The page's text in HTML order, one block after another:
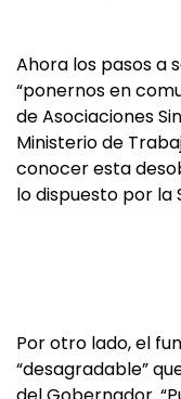
Ahora los pasos a
“ponernos en
de Asociaciones
Ministerio de
conocer esta
lo dispuesto por la
Por otro lado, el
“desagradable”